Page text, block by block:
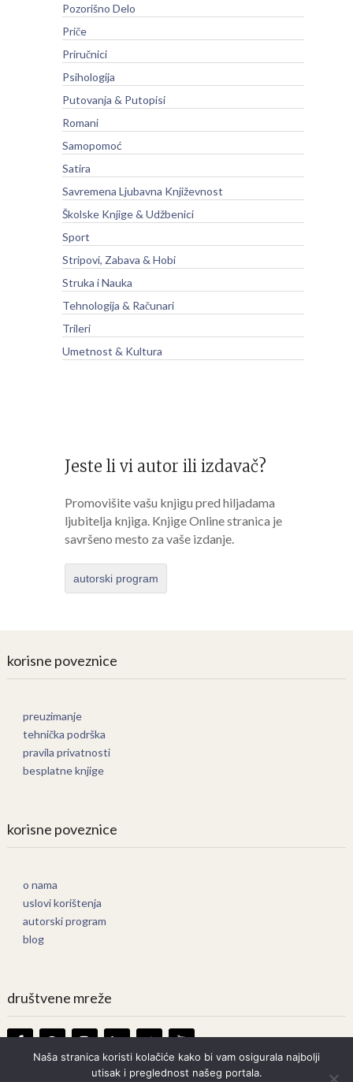
Pozorišno Delo
Priče
Priručnici
Psihologija
Putovanja & Putopisi
Romani
Samopomoć
Satira
Savremena Ljubavna Književnost
Školske Knjige & Udžbenici
Sport
Stripovi, Zabava & Hobi
Struka i Nauka
Tehnologija & Računari
Trileri
Umetnost & Kultura
Jeste li vi autor ili izdavač?
Promovišite vašu knjigu pred hiljadama
ljubitelja knjiga. Knjige Online stranica je
savršeno mesto za vaše izdanje.
autorski program
korisne poveznice
preuzimanje
tehnička podrška
pravila privatnosti
besplatne knjige
korisne poveznice
o nama
uslovi korištenja
autorski program
blog
društvene mreže
Naša stranica koristi kolačiće kako bi vam osigurala najbolji
utisak i preglednost našeg portala.